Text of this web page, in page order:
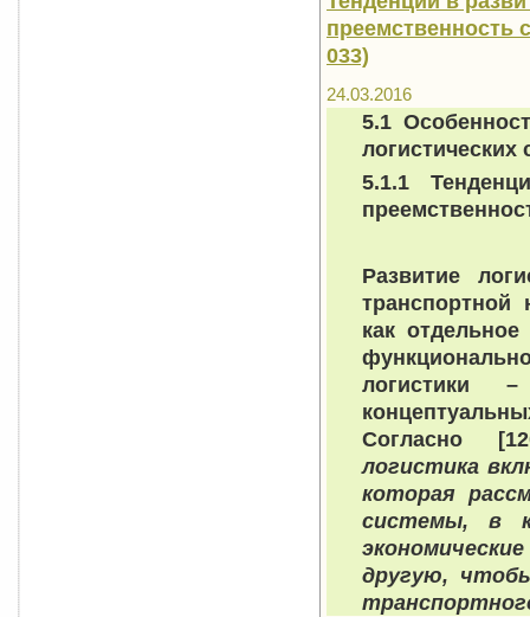
преемственность
033)
24.03.2016
5.1
логистических
5.1.1
Развитие
транспортной
как
логистики
Согласно
логистика
которая
системы, в
другую,